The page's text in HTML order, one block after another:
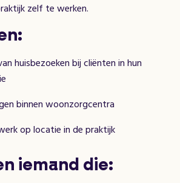
zelf te werken.
huisbezoeken bij cliënten in hun
binnen woonzorgcentra
op locatie in de praktijk
iemand die: